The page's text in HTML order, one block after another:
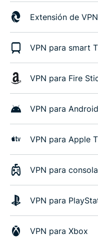
Extensión de
VPN para smart
VPN para Fire
VPN para
VPN para Apple
VPN para
VPN para
VPN para Xbox